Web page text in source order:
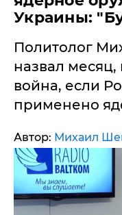
Украины:
Политолог
назвал месяц,
война, если
применено
Автор: Михаил